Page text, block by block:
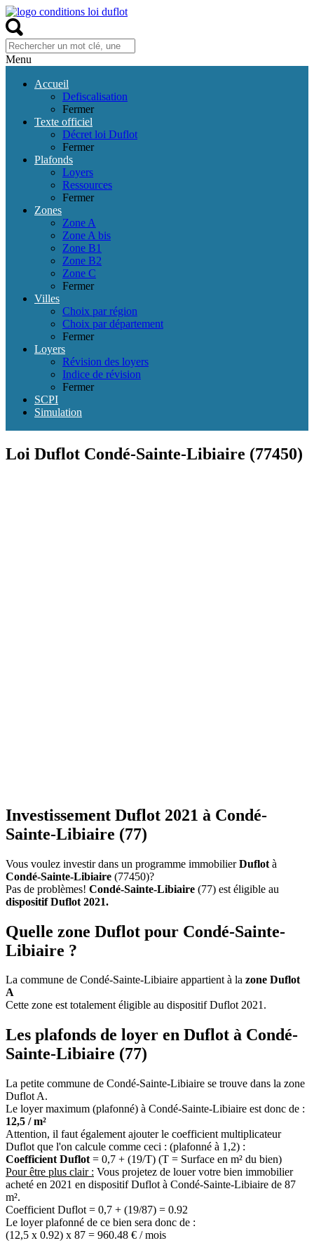
Menu
Accueil
Defiscalisation
Fermer
Texte officiel
Décret loi Duflot
Fermer
Plafonds
Loyers
Ressources
Fermer
Zones
Zone A
Zone A bis
Zone B1
Zone B2
Zone C
Fermer
Villes
Choix par région
Choix par département
Fermer
Loyers
Révision des loyers
Indice de révision
Fermer
SCPI
Simulation
Loi Duflot Condé-Sainte-Libiaire (77450)
Investissement Duflot 2021 à Condé-
Sainte-Libiaire (77)
Vous voulez investir dans un programme immobilierDuflot à
Condé-Sainte-Libiaire (77450)?
Pas de problèmes! Condé-Sainte-Libiaire (77) est éligible au
dispositif Duflot 2021.
Quelle zone Duflot pour Condé-Sainte-
Libiaire ?
La commune de Condé-Sainte-Libiaire appartient à la zone Duflot
A
Cette zone est totalement éligible au dispositif Duflot 2021.
Les plafonds de loyer en Duflot à Condé-
Sainte-Libiaire (77)
La petite commune de Condé-Sainte-Libiaire se trouve dans la zone
Duflot A.
Le loyer maximum (plafonné) à Condé-Sainte-Libiaire est donc de :
12,5 / m²
Attention, il faut également ajouter le coefficient multiplicateur
Duflot que l'on calcule comme ceci : (plafonné à 1,2) :
Coefficient Duflot = 0,7 + (19/T) (T = Surface en m² du bien)
Pour être plus clair : Vous projetez de louer votre bien immobilier
acheté en 2021 en dispositif Duflot à Condé-Sainte-Libiaire de 87
m².
Coefficient Duflot = 0,7 + (19/87) = 0.92
Le loyer plafonné de ce bien sera donc de :
(12,5 x 0.92) x 87 = 960.48 € / mois